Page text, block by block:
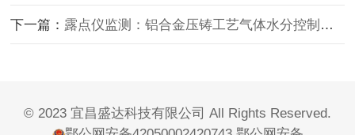
下一篇： 露点仪监测：铝合金压铸工艺气体水分控制的隐形防线
© 2023 宜昌盛达科技有限公司 All Rights Reserved.